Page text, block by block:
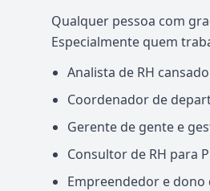
Qualquer pessoa com
Especialmente quem
Analista de RH
Coordenador de
Gerente de gente e
Consultor de RH para
Empreendedor e dono